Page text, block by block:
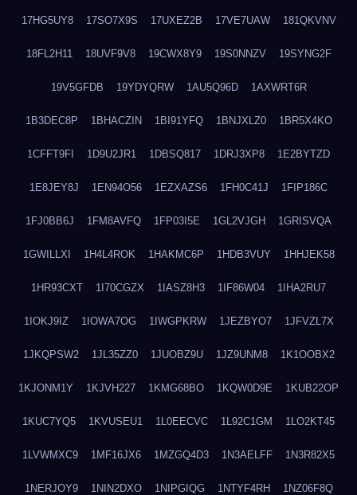
17HG5UY8 17SO7X9S 17UXEZ2B 17VE7UAW 181QKVNV
18FL2H11 18UVF9V8 19CWX8Y9 19S0NNZV 19SYNG2F
19V5GFDB 19YDYQRW 1AU5Q96D 1AXWRT6R
1B3DEC8P 1BHACZIN 1BI91YFQ 1BNJXLZ0 1BR5X4KO
1CFFT9FI 1D9U2JR1 1DBSQ817 1DRJ3XP8 1E2BYTZD
1E8JEY8J 1EN94O56 1EZXAZS6 1FH0C41J 1FIP186C
1FJ0BB6J 1FM8AVFQ 1FP03I5E 1GL2VJGH 1GRISVQA
1GWILLXI 1H4L4ROK 1HAKMC6P 1HDB3VUY 1HHJEK58
1HR93CXT 1I70CGZX 1IASZ8H3 1IF86W04 1IHA2RU7
1IOKJ9IZ 1IOWA7OG 1IWGPKRW 1JEZBYO7 1JFVZL7X
1JKQPSW2 1JL35ZZ0 1JUOBZ9U 1JZ9UNM8 1K1OOBX2
1KJONM1Y 1KJVH227 1KMG68BO 1KQW0D9E 1KUB22OP
1KUC7YQ5 1KVUSEU1 1L0EECVC 1L92C1GM 1LO2KT45
1LVWMXC9 1MF16JX6 1MZGQ4D3 1N3AELFF 1N3R82X5
1NERJOY9 1NIN2DXO 1NIPGIQG 1NTYF4RH 1NZ06F8Q